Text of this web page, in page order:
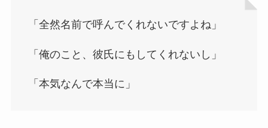
「全然名前で呼んでくれないですよね」
「俺のこと、彼氏にもしてくれないし」
「本気なんで本当に」